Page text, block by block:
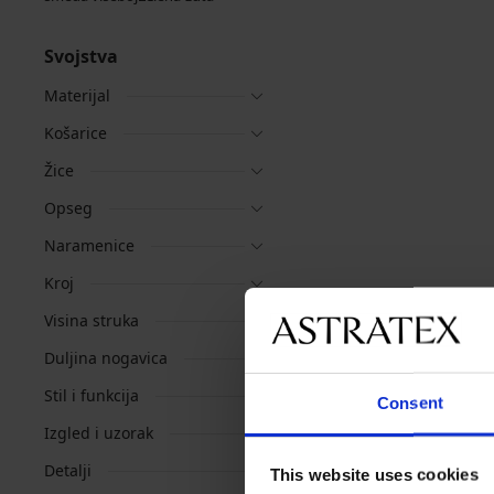
Consent
This website uses cookies
Svojstva
Materijal
Košarice
Žice
Opseg
Naramenice
Kroj
Visina struka
Duljina nogavica
Stil i funkcija
Izgled i uzorak
Detalji